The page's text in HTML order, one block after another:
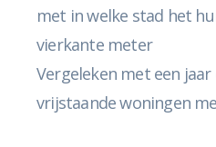
met in welke stad het
vierkante meter
Vergeleken met een
vrijstaande woningen